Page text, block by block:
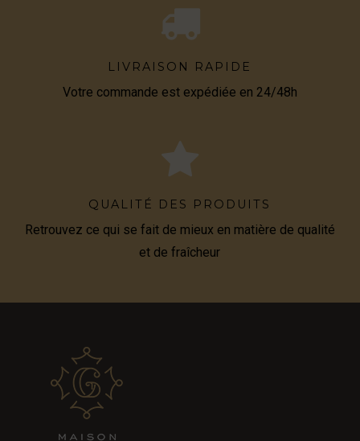
LIVRAISON RAPIDE
Votre commande est expédiée en 24/48h
QUALITÉ DES PRODUITS
Retrouvez ce qui se fait de mieux en matière de qualité
et de fraîcheur